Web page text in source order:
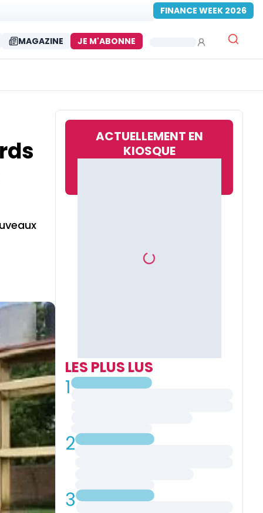
FINANCE WEEK 2026
MAGAZINE JE M'ABONNE
ACTUELLEMENT EN
KIOSQUE
LES PLUS LUS
1
2
3